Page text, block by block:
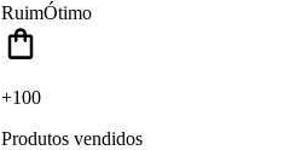
RuimÓtimo
+100
Produtos vendidos